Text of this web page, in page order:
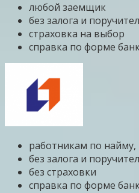
любой заемщик
без залога и
страховка на выбор
справка по форме
работникам по
без залога и
без страховки
справка по форме